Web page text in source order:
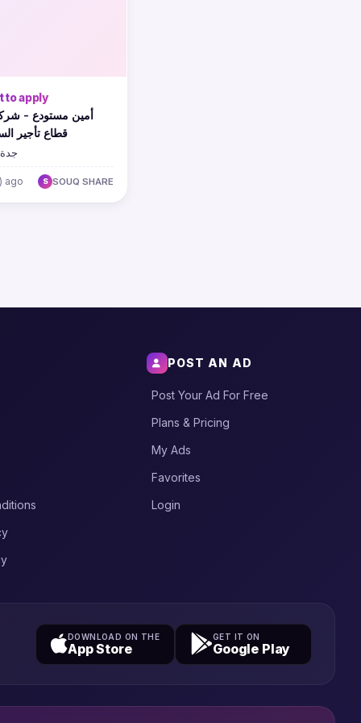
to apply
أمين مستودع -
قطاع تأجير
ago S SOUQ SHARE
POST AN AD
Post Your Ad For Free
Plans & Pricing
My Ads
Favorites
Login
DOWNLOAD ON THE
App Store
GET IT ON
Google Play